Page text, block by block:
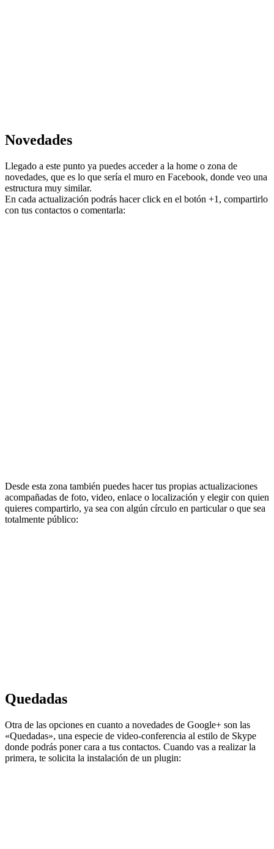
Novedades
Llegado a este punto ya puedes acceder a la home o zona de
novedades, que es lo que sería el muro en Facebook, donde veo una
estructura muy similar.
En cada actualización podrás hacer click en el botón +1, compartirlo
con tus contactos o comentarla:
Desde esta zona también puedes hacer tus propias actualizaciones
acompañadas de foto, video, enlace o localización y elegir con quien
quieres compartirlo, ya sea con algún círculo en particular o que sea
totalmente público:
Quedadas
Otra de las opciones en cuanto a novedades de Google+ son las
«Quedadas», una especie de video-conferencia al estilo de Skype
donde podrás poner cara a tus contactos. Cuando vas a realizar la
primera, te solicita la instalación de un plugin: